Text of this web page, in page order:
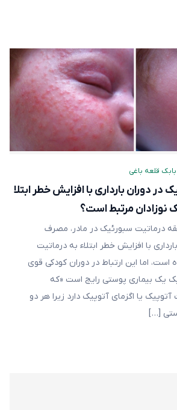
بابک قلعه‌ باغی
در دوران بارداری با افزایش خطر ابتلا
نوزادان مرتبط است؟
درماتیت سبورئیک در مادر، مصرف
با افزایش خطر ابتلاء به درماتیت
است، اما این ارتباط در دوران کودکی قوی
یک بیماری پوستی رایج است «که
یا اگزمای آتوپیک دارد زیرا هر دو
[…]